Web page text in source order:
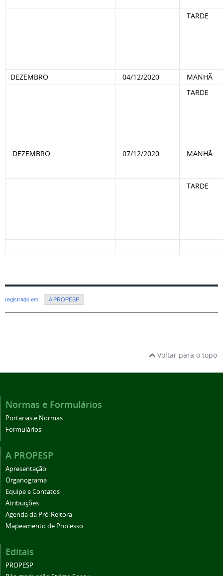
TARDE
DEZEMBRO 04/12/2020
MANHÃ
TARDE
DEZEMBRO 07/12/2020 MANHÃ
TARDE
registrado em: A PROPESP
Voltar para o topo
Normas e Formulários
Portarias e Normas
Formulários
A PROPESP
Apresentação
Organograma
Equipe e Contatos
Atribuições
Agenda da Pró-Reitora
Mapeamento de Processo
Editais
PROPESP